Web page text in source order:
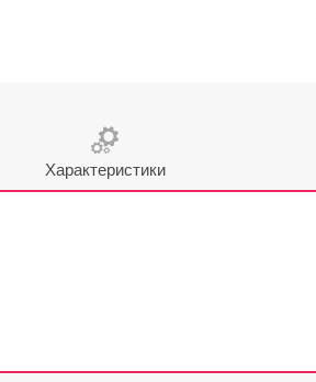
Характеристики